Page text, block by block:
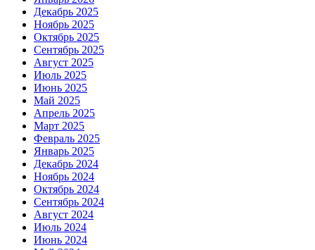
Декабрь 2025
Ноябрь 2025
Октябрь 2025
Сентябрь 2025
Август 2025
Июль 2025
Июнь 2025
Май 2025
Апрель 2025
Март 2025
Февраль 2025
Январь 2025
Декабрь 2024
Ноябрь 2024
Октябрь 2024
Сентябрь 2024
Август 2024
Июль 2024
Июнь 2024